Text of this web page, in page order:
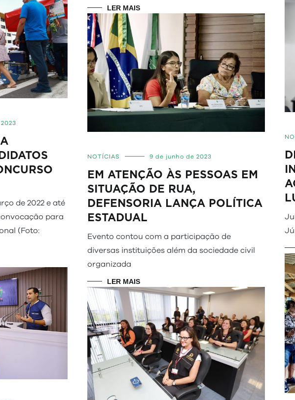
LER MAIS
de 2022 e até
para
(Foto:
NOTÍCIAS 9 de junho de 2023
EM ATENÇÃO ÀS PESSOAS EM
SITUAÇÃO DE RUA,
DEFENSORIA LANÇA POLÍTICA
ESTADUAL
Evento contou com a participação de
diversas instituições além da sociedade civil
organizada
LER MAIS